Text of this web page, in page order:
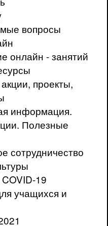
вопросы
онлайн - занятий
проекты,
информация.
Полезные
сотрудничество
19
учащихся и